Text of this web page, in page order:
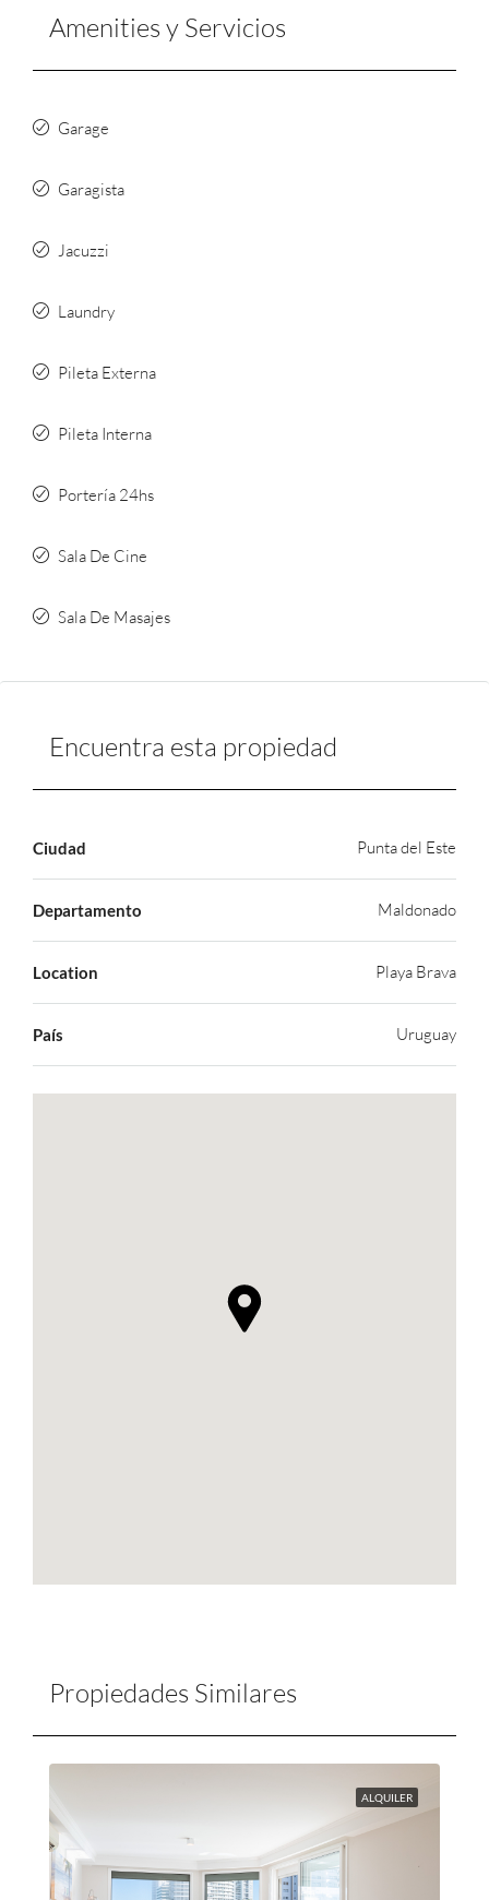
Amenities y Servicios
Garage
Garagista
Jacuzzi
Laundry
Pileta Externa
Pileta Interna
Portería 24hs
Sala De Cine
Sala De Masajes
Encuentra esta propiedad
Ciudad Punta del Este
Departamento Maldonado
Location Playa Brava
País Uruguay
Propiedades Similares
ALQUILER